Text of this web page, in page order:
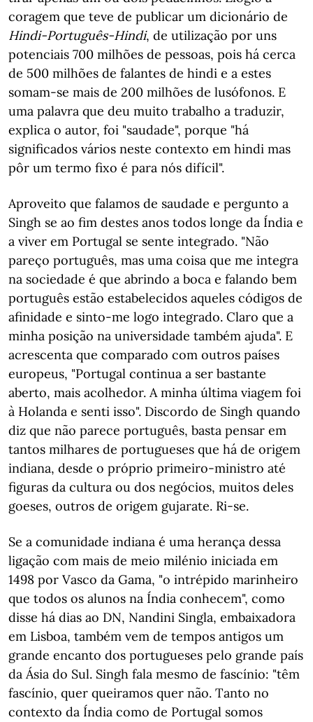
coragem que teve de publicar um dicionário de
Hindi-Português-Hindi, de utilização por uns
potenciais 700 milhões de pessoas, pois há cerca
de 500 milhões de falantes de hindi e a estes
somam-se mais de 200 milhões de lusófonos. E
uma palavra que deu muito trabalho a traduzir,
explica o autor, foi "saudade", porque "há
significados vários neste contexto em hindi mas
pôr um termo fixo é para nós difícil".
Aproveito que falamos de saudade e pergunto a
Singh se ao fim destes anos todos longe da Índia e
a viver em Portugal se sente integrado. "Não
pareço português, mas uma coisa que me integra
na sociedade é que abrindo a boca e falando bem
português estão estabelecidos aqueles códigos de
afinidade e sinto-me logo integrado. Claro que a
minha posição na universidade também ajuda". E
acrescenta que comparado com outros países
europeus, "Portugal continua a ser bastante
aberto, mais acolhedor. A minha última viagem foi
à Holanda e senti isso". Discordo de Singh quando
diz que não parece português, basta pensar em
tantos milhares de portugueses que há de origem
indiana, desde o próprio primeiro-ministro até
figuras da cultura ou dos negócios, muitos deles
goeses, outros de origem gujarate. Ri-se.
Se a comunidade indiana é uma herança dessa
ligação com mais de meio milénio iniciada em
1498 por Vasco da Gama, "o intrépido marinheiro
que todos os alunos na Índia conhecem", como
disse há dias ao DN, Nandini Singla, embaixadora
em Lisboa, também vem de tempos antigos um
grande encanto dos portugueses pelo grande país
da Ásia do Sul. Singh fala mesmo de fascínio: "têm
fascínio, quer queiramos quer não. Tanto no
contexto da Índia como de Portugal somos